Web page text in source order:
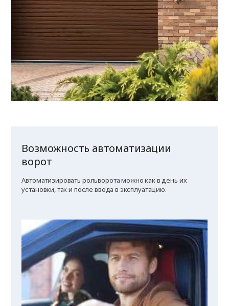
Возможность автоматизации
ворот
Автоматизировать рольворота можно как в день их
установки, так и после ввода в эксплуатацию.